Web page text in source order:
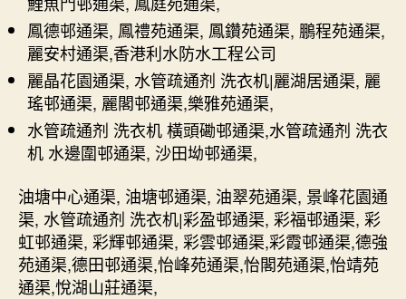
鳳德邨通渠, 鳳禮苑通渠, 鳳鑽苑通渠, 鵬程苑通渠,
麗安村通渠,香港利水防水工程公司
麗晶花園通渠, 水管疏通剂 洗衣机|麗湖居通渠, 麗
瑤邨通渠, 麗閣邨通渠,樂雅苑通渠,
水管疏通剂 洗衣机 橫頭磡邨通渠,水管疏通剂 洗衣
机 水邊圍邨通渠, 沙田坳邨通渠,
油塘中心通渠, 油塘邨通渠, 油翠苑通渠, 景峰花園通
渠, 水管疏通剂 洗衣机|彩盈邨通渠, 彩福邨通渠, 彩
虹邨通渠, 彩輝邨通渠, 彩雲邨通渠,彩霞邨通渠,德強
苑通渠,德田邨通渠,怡峰苑通渠,怡閣苑通渠,怡靖苑
通渠,悅湖山莊通渠,